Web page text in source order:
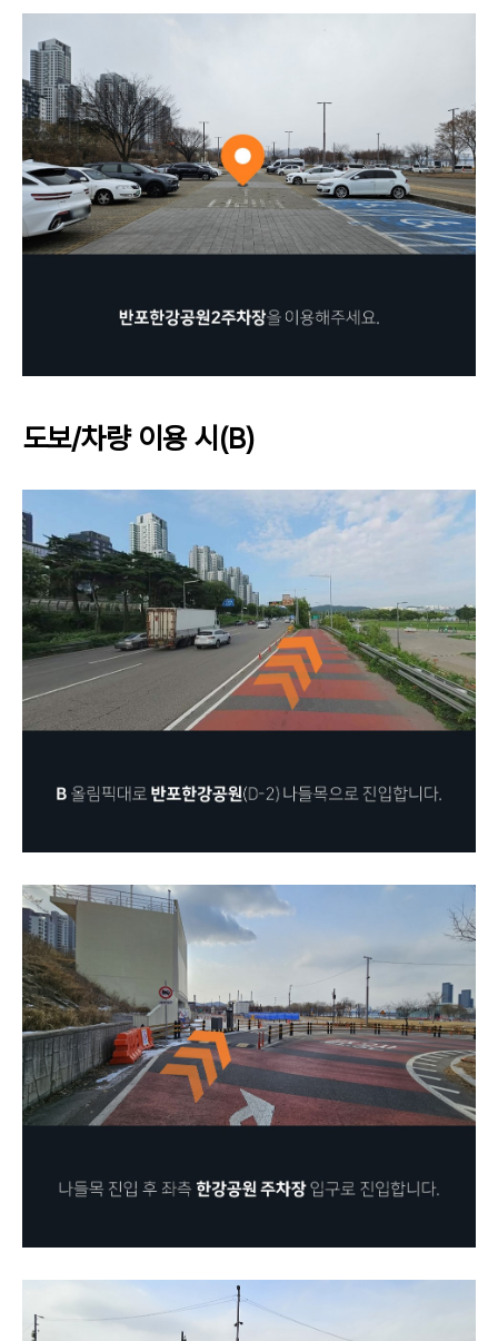
도보/차량 이용 시(B)